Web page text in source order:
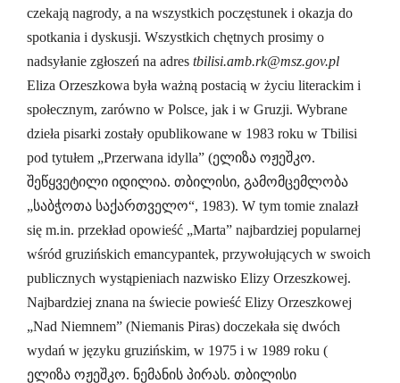
czekają nagrody, a na wszystkich poczęstunek i okazja do
spotkania i dyskusji. Wszystkich chętnych prosimy o
nadsyłanie zgłoszeń na adrestbilisi.amb.rk@msz.gov.pl
Eliza Orzeszkowa była ważną postacią w życiu literackim i
społecznym, zarówno w Polsce, jak i w Gruzji. Wybrane
dzieła pisarki zostały opublikowane w 1983 roku w Tbilisi
pod tytułem „Przerwana idylla” (ელიზა ოჟეშკო.
შეწყვეტილი იდილია. თბილისი, გამომცემლობა
„საბჭოთა საქართველო“, 1983). W tym tomie znalazł
się m.in. przekład opowieść „Marta” najbardziej popularnej
wśród gruzińskich emancypantek, przywołujących w swoich
publicznych wystąpieniach nazwisko Elizy Orzeszkowej.
Najbardziej znana na świecie powieść Elizy Orzeszkowej
„Nad Niemnem” (Niemanis Piras) doczekała się dwóch
wydań w języku gruzińskim, w 1975 i w 1989 roku (
ელიზა ოჟეშკო. ნემანის პირას. თბილისი